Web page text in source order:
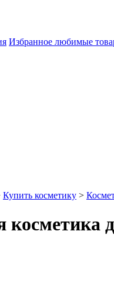
Избранное любимые
Купить косметику >